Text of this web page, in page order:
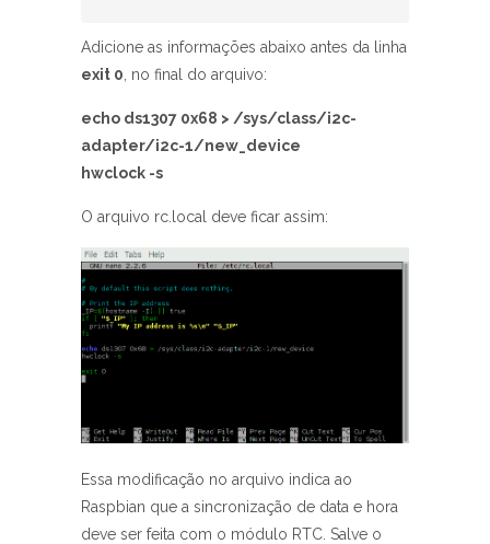
Adicione as informações abaixo antes da linha
exit 0 , no final do arquivo:
echo ds1307 0x68 > /sys/class/i2c-
adapter/i2c-1/new_device
hwclock -s
O arquivo rc.local deve ficar assim:
Essa modificação no arquivo indica ao
Raspbian que a sincronização de data e hora
deve ser feita com o módulo RTC. Salve o